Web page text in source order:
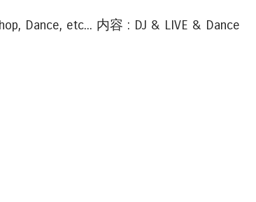
Dance, etc... 内容 : DJ & LIVE & Dance